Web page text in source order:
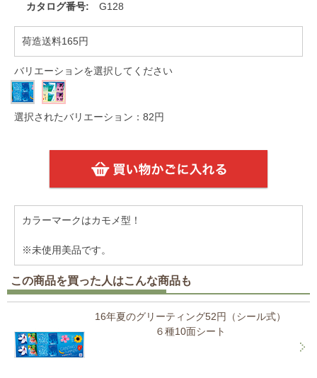
カタログ番号
G128
荷造送料165円
バリエーションを選択してください
選択されたバリエーション：82円
カラーマークはカモメ型！
※未使用美品です。
この商品を買った人はこんな商品も
16年夏のグリーティング52円（シール式）
６種10面シート